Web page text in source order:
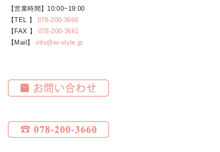
【営業時間】10:00~19:00
【TEL 】 078-200-3660
【FAX 】 078-200-3661
【Mail】 info@ei-style.jp